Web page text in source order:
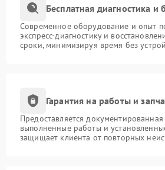
Бесплатная диагностика
Современное оборудование и опыт
экспресс-диагностику и
сроки, минимизируя время без
Гарантия на работы и
Предоставляется
выполненные работы и
защищает клиента от повторных